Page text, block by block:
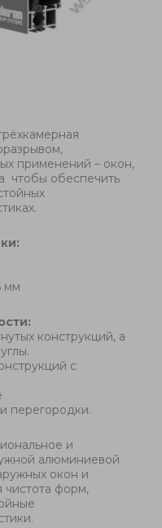
применений – окон,
чтобы обеспечить
.
мм
конструкций, а
с
перегородки.
и
алюминиевой
окон и
чистота форм,